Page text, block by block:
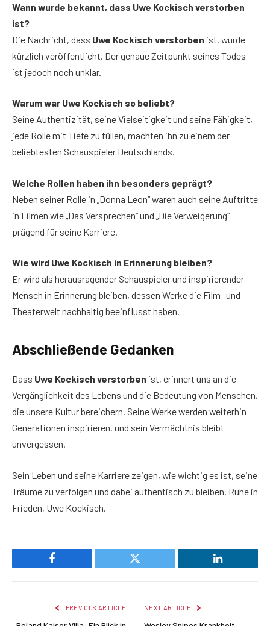
Wann wurde bekannt, dass Uwe Kockisch verstorben
ist?
Die Nachricht, dass Uwe Kockisch verstorben ist, wurde
kürzlich veröffentlicht. Der genaue Zeitpunkt seines Todes
ist jedoch noch unklar.
Warum war Uwe Kockisch so beliebt?
Seine Authentizität, seine Vielseitigkeit und seine Fähigkeit,
jede Rolle mit Tiefe zu füllen, machten ihn zu einem der
beliebtesten Schauspieler Deutschlands.
Welche Rollen haben ihn besonders geprägt?
Neben seiner Rolle in „Donna Leon“ waren auch seine Auftritte
in Filmen wie „Das Versprechen“ und „Die Verweigerung“
prägend für seine Karriere.
Wie wird Uwe Kockisch in Erinnerung bleiben?
Er wird als herausragender Schauspieler und inspirierender
Mensch in Erinnerung bleiben, dessen Werke die Film- und
Theaterwelt nachhaltig beeinflusst haben.
Abschließende Gedanken
Dass Uwe Kockisch verstorben ist, erinnert uns an die
Vergänglichkeit des Lebens und die Bedeutung von Menschen,
die unsere Kultur bereichern. Seine Werke werden weiterhin
Generationen inspirieren, und sein Vermächtnis bleibt
unvergessen.
Sein Leben und seine Karriere zeigen, wie wichtig es ist, seine
Träume zu verfolgen und dabei authentisch zu bleiben. Ruhe in
Frieden, Uwe Kockisch.
Facebook Twitter LinkedIn
PREVIOUS ARTICLE NEXT ARTICLE